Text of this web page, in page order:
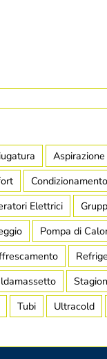
Aspirazione
Condizionamento
Elettrici
Pompa di
Tubi Ultracold